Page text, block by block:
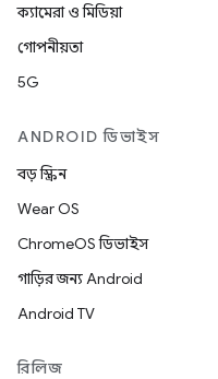
ক্যামেরা ও মিডিয়া
গোপনীয়তা
5G
ANDROID ডিভাইস
বড় স্ক্রিন
Wear OS
ChromeOS ডিভাইস
গাড়ির জন্য Android
Android TV
রিলিজ